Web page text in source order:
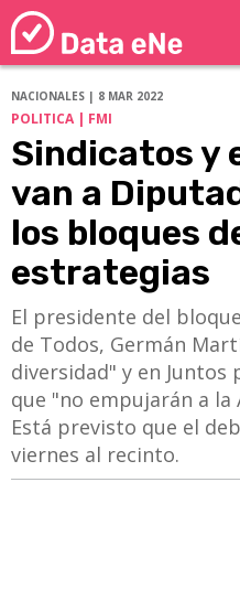
NACIONALES | 8 MAR 2022
POLITICA | FMI
Sindicatos y
van a
los bloques
estrategias
El presidente del
de Todos, Germán
diversidad" y en Juntos
que "no empujarán a
Está previsto que el
viernes al recinto.